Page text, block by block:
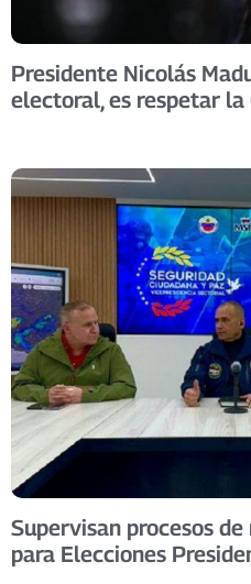
Presidente Nicolás
electoral, es respetar
Supervisan procesos
para Elecciones